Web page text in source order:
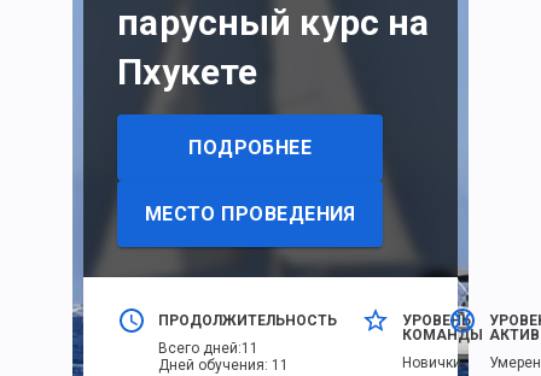
парусный курс на
Пхукете
ПОДРОБНЕЕ
МЕСТО ПРОВЕДЕНИЯ
ПРОДОЛЖИТЕЛЬНОСТЬ
Всего дней:11
Дней обучения: 11
УРОВЕНЬ
КОМАНДЫ
Новички